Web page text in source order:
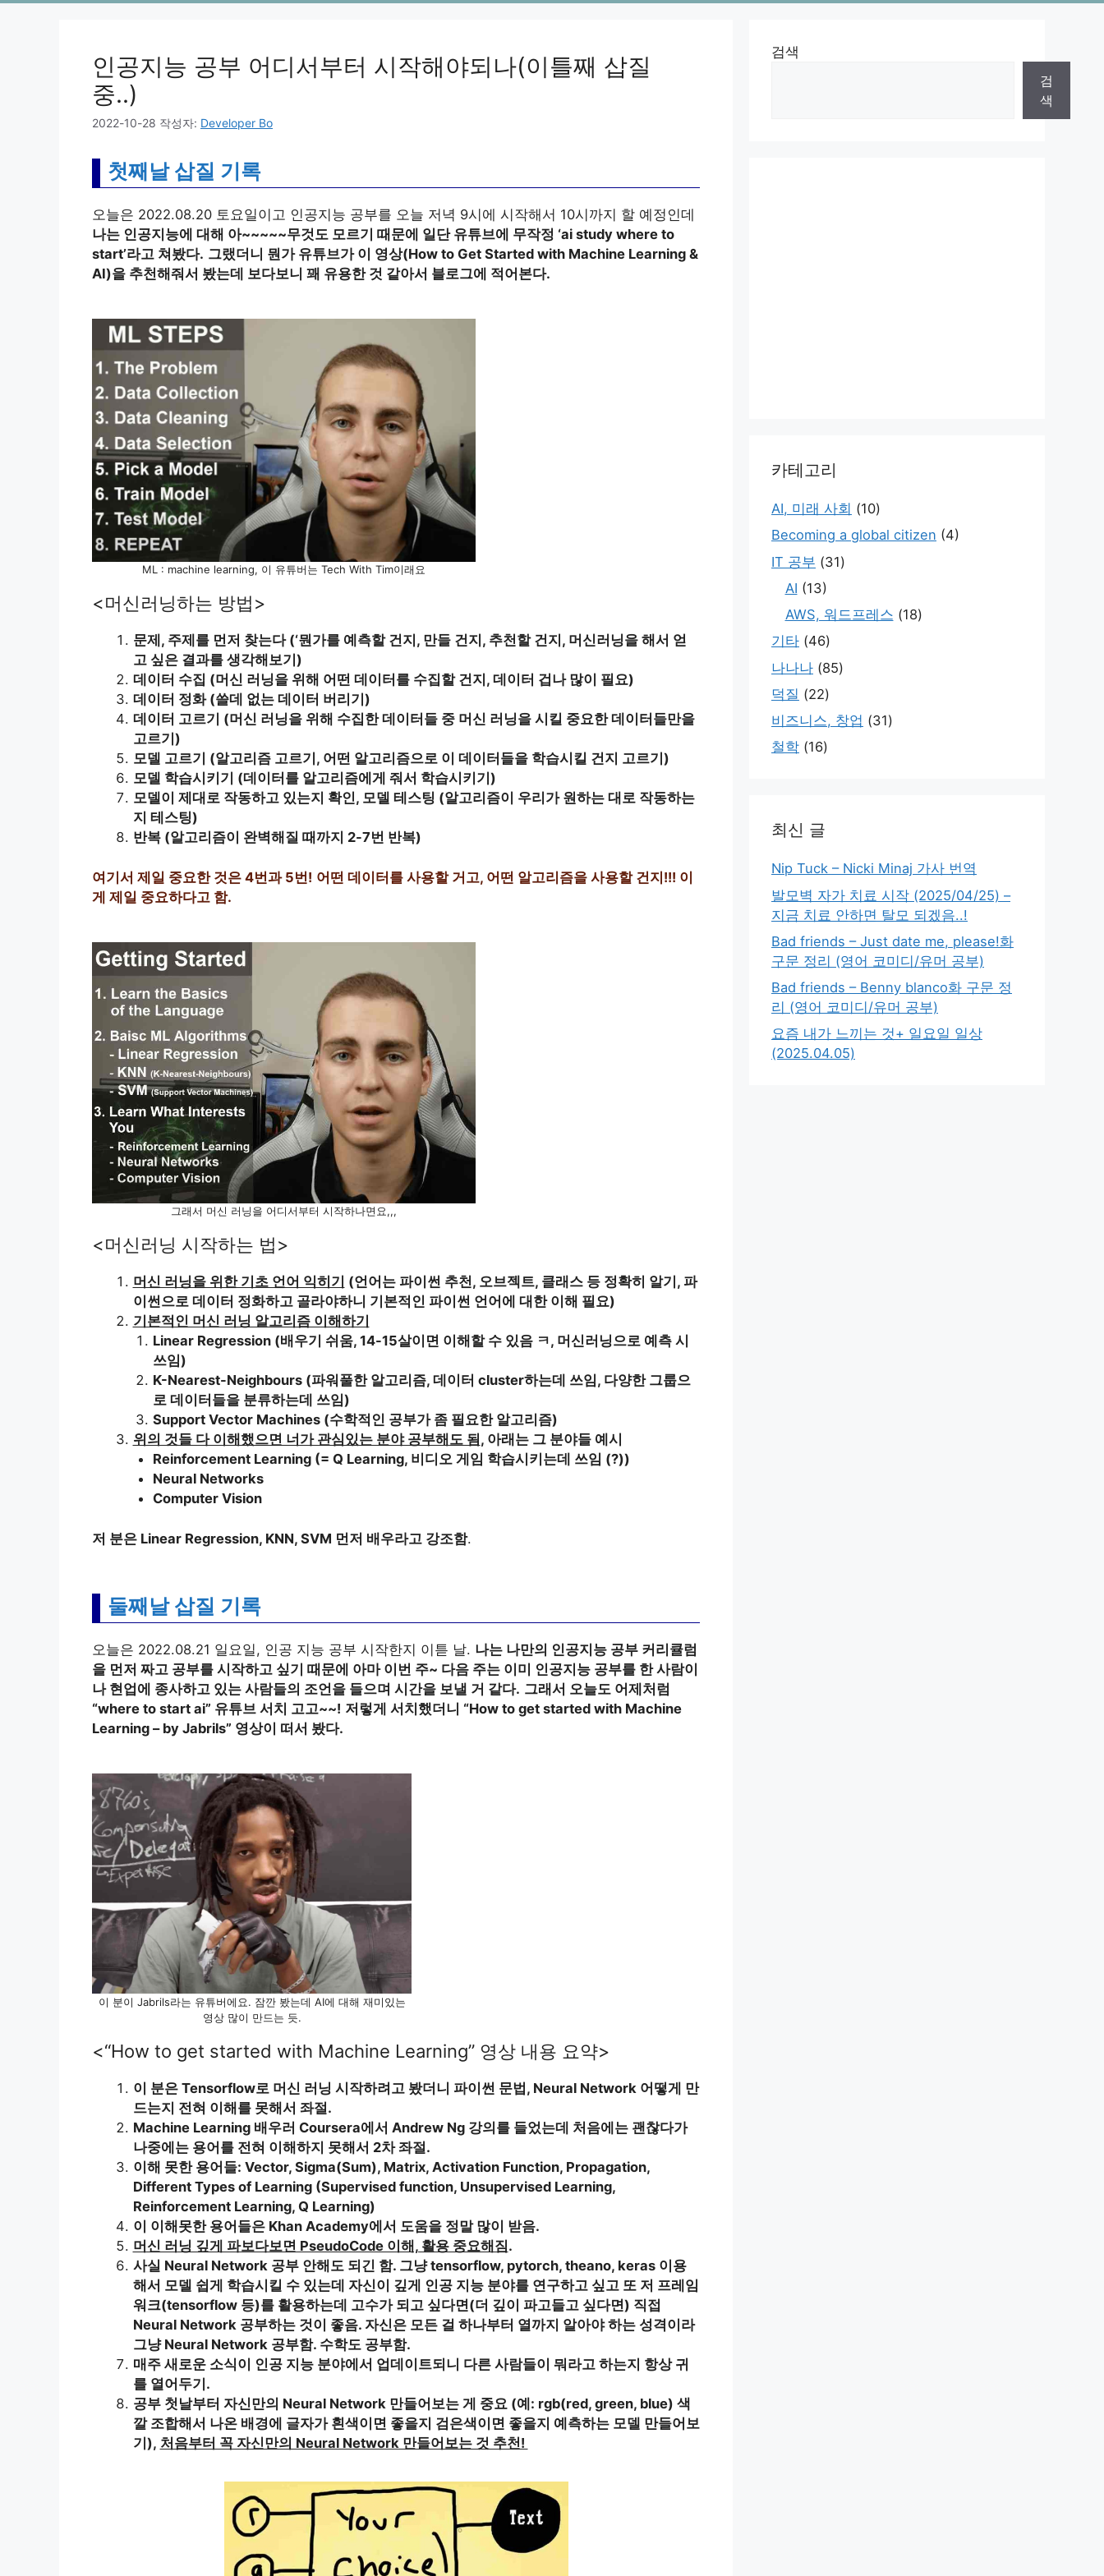
인공지능 공부 어디서부터 시작해야되나(이틀째 삽질
중..)
2022-10-28 작성자: Developer Bo
첫째날 삽질 기록
오늘은 2022.08.20 토요일이고 인공지능 공부를 오늘 저녁 9시에 시작해서 10시까지 할 예정인데
나는 인공지능에 대해 아~~~~~무것도 모르기 때문에 일단 유튜브에 무작정 ‘ai study where to
start’라고 쳐봤다. 그랬더니 뭔가 유튜브가 이 영상(How to Get Started with Machine Learning &
AI)을 추천해줘서 봤는데 보다보니 꽤 유용한 것 같아서 블로그에 적어본다.
ML : machine learning, 이 유튜버는 Tech With Tim이래요
<머신러닝하는 방법>
문제, 주제를 먼저 찾는다 (‘뭔가를 예측할 건지, 만들 건지, 추천할 건지, 머신러닝을 해서 얻
고 싶은 결과를 생각해보기)
데이터 수집 (머신 러닝을 위해 어떤 데이터를 수집할 건지, 데이터 겁나 많이 필요)
데이터 정화 (쓸데 없는 데이터 버리기)
데이터 고르기 (머신 러닝을 위해 수집한 데이터들 중 머신 러닝을 시킬 중요한 데이터들만을
고르기)
모델 고르기 (알고리즘 고르기, 어떤 알고리즘으로 이 데이터들을 학습시킬 건지 고르기)
모델 학습시키기 (데이터를 알고리즘에게 줘서 학습시키기)
모델이 제대로 작동하고 있는지 확인, 모델 테스팅 (알고리즘이 우리가 원하는 대로 작동하는
지 테스팅)
반복 (알고리즘이 완벽해질 때까지 2-7번 반복)
여기서 제일 중요한 것은 4번과 5번! 어떤 데이터를 사용할 거고, 어떤 알고리즘을 사용할 건지!!! 이
게 제일 중요하다고 함.
그래서 머신 러닝을 어디서부터 시작하나면요,,,
<머신러닝 시작하는 법>
머신 러닝을 위한 기초 언어 익히기 (언어는 파이썬 추천, 오브젝트, 클래스 등 정확히 알기, 파
이썬으로 데이터 정화하고 골라야하니 기본적인 파이썬 언어에 대한 이해 필요)
기본적인 머신 러닝 알고리즘 이해하기
Linear Regression (배우기 쉬움, 14-15살이면 이해할 수 있음 ㅋ, 머신러닝으로 예측 시
쓰임)
K-Nearest-Neighbours (파워풀한 알고리즘, 데이터 cluster하는데 쓰임, 다양한 그룹으
로 데이터들을 분류하는데 쓰임)
Support Vector Machines (수학적인 공부가 좀 필요한 알고리즘)
위의 것들 다 이해했으면 너가 관심있는 분야 공부해도 됨 , 아래는 그 분야들 예시
Reinforcement Learning (= Q Learning, 비디오 게임 학습시키는데 쓰임 (?))
Neural Networks
Computer Vision
저 분은 Linear Regression, KNN, SVM 먼저 배우라고 강조함.
둘째날 삽질 기록
오늘은 2022.08.21 일요일, 인공 지능 공부 시작한지 이튿 날. 나는 나만의 인공지능 공부 커리큘럼
을 먼저 짜고 공부를 시작하고 싶기 때문에 아마 이번 주~ 다음 주는 이미 인공지능 공부를 한 사람이
나 현업에 종사하고 있는 사람들의 조언을 들으며 시간을 보낼 거 같다. 그래서 오늘도 어제처럼
“where to start ai” 유튜브 서치 고고~~! 저렇게 서치했더니 “How to get started with Machine
Learning – by Jabrils” 영상이 떠서 봤다.
이 분이 Jabrils라는 유튜버에요. 잠깐 봤는데 AI에 대해 재미있는
영상 많이 만드는 듯.
<“How to get started with Machine Learning” 영상 내용 요약>
이 분은 Tensorflow로 머신 러닝 시작하려고 봤더니 파이썬 문법, Neural Network 어떻게 만
드는지 전혀 이해를 못해서 좌절.
Machine Learning 배우러 Coursera에서 Andrew Ng 강의를 들었는데 처음에는 괜찮다가
나중에는 용어를 전혀 이해하지 못해서 2차 좌절.
이해 못한 용어들: Vector, Sigma(Sum), Matrix, Activation Function, Propagation,
Different Types of Learning (Supervised function, Unsupervised Learning,
Reinforcement Learning, Q Learning)
이 이해못한 용어들은 Khan Academy에서 도움을 정말 많이 받음.
머신 러닝 깊게 파보다보면 PseudoCode 이해, 활용 중요해짐.
사실 Neural Network 공부 안해도 되긴 함. 그냥 tensorflow, pytorch, theano, keras 이용
해서 모델 쉽게 학습시킬 수 있는데 자신이 깊게 인공 지능 분야를 연구하고 싶고 또 저 프레임
워크(tensorflow 등)를 활용하는데 고수가 되고 싶다면(더 깊이 파고들고 싶다면) 직접
Neural Network 공부하는 것이 좋음. 자신은 모든 걸 하나부터 열까지 알아야 하는 성격이라
그냥 Neural Network 공부함. 수학도 공부함.
매주 새로운 소식이 인공 지능 분야에서 업데이트되니 다른 사람들이 뭐라고 하는지 항상 귀
를 열어두기.
공부 첫날부터 자신만의 Neural Network 만들어보는 게 중요 (예: rgb(red, green, blue) 색
깔 조합해서 나온 배경에 글자가 흰색이면 좋을지 검은색이면 좋을지 예측하는 모델 만들어보
기), 처음부터 꼭 자신만의 Neural Network 만들어보는 것 추천!
검색
검
색
카테고리
AI, 미래 사회 (10)
Becoming a global citizen (4)
IT 공부 (31)
AI (13)
AWS, 워드프레스 (18)
기타 (46)
나나나 (85)
덕질 (22)
비즈니스, 창업 (31)
철학 (16)
최신 글
Nip Tuck – Nicki Minaj 가사 번역
발모벽 자가 치료 시작 (2025/04/25) –
지금 치료 안하면 탈모 되겠음..!
Bad friends – Just date me, please!화
구문 정리 (영어 코미디/유머 공부)
Bad friends – Benny blanco화 구문 정
리 (영어 코미디/유머 공부)
요즘 내가 느끼는 것+ 일요일 일상
(2025.04.05)